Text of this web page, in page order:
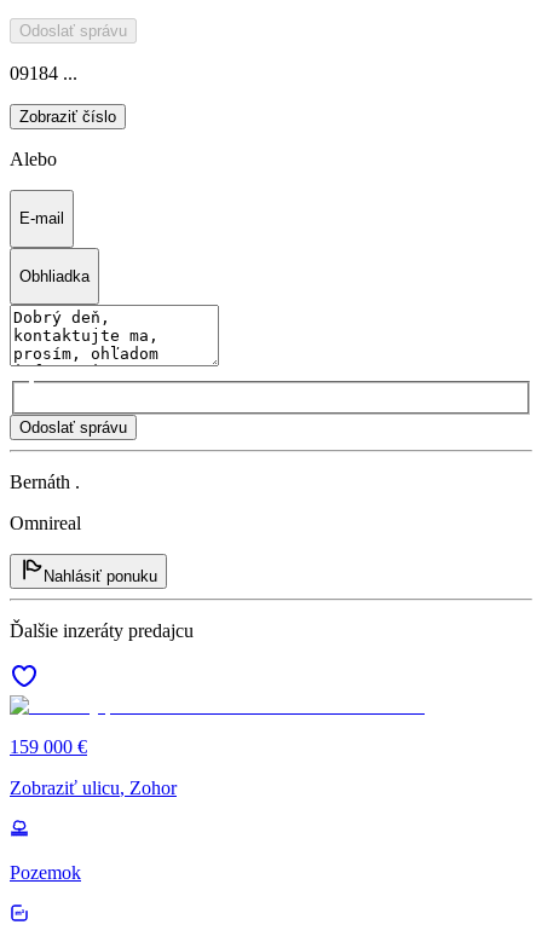
Odoslať správu
09184 ...
Zobraziť číslo
Alebo
E-mail
Obhliadka
Odoslať správu
Bernáth .
Omnireal
Nahlásiť ponuku
Ďalšie inzeráty predajcu
159 000 €
Zobraziť ulicu, Zohor
Pozemok